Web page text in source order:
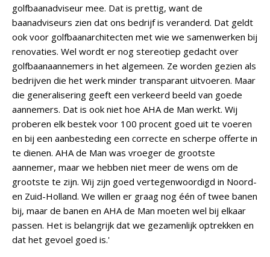
golfbaanadviseur mee. Dat is prettig, want de
baanadviseurs zien dat ons bedrijf is veranderd. Dat geldt
ook voor golfbaanarchitecten met wie we samenwerken bij
renovaties. Wel wordt er nog stereotiep gedacht over
golfbaanaannemers in het algemeen. Ze worden gezien als
bedrijven die het werk minder transparant uitvoeren. Maar
die generalisering geeft een verkeerd beeld van goede
aannemers. Dat is ook niet hoe AHA de Man werkt. Wij
proberen elk bestek voor 100 procent goed uit te voeren
en bij een aanbesteding een correcte en scherpe offerte in
te dienen. AHA de Man was vroeger de grootste
aannemer, maar we hebben niet meer de wens om de
grootste te zijn. Wij zijn goed vertegenwoordigd in Noord-
en Zuid-Holland. We willen er graag nog één of twee banen
bij, maar de banen en AHA de Man moeten wel bij elkaar
passen. Het is belangrijk dat we gezamenlijk optrekken en
dat het gevoel goed is.'